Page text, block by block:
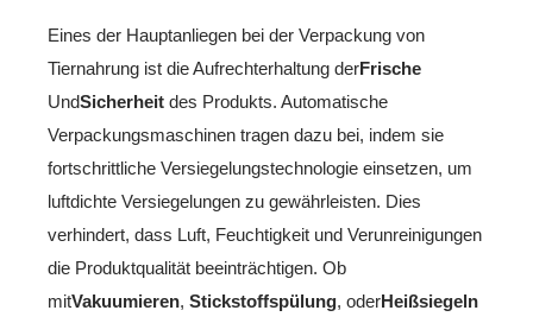
Eines der Hauptanliegen bei der Verpackung von
Tiernahrung ist die Aufrechterhaltung derFrische
UndSicherheit des Produkts. Automatische
Verpackungsmaschinen tragen dazu bei, indem sie
fortschrittliche Versiegelungstechnologie einsetzen, um
luftdichte Versiegelungen zu gewährleisten. Dies
verhindert, dass Luft, Feuchtigkeit und Verunreinigungen
die Produktqualität beeinträchtigen. Ob
mitVakuumieren, Stickstoffspülung, oderHeißsiegeln